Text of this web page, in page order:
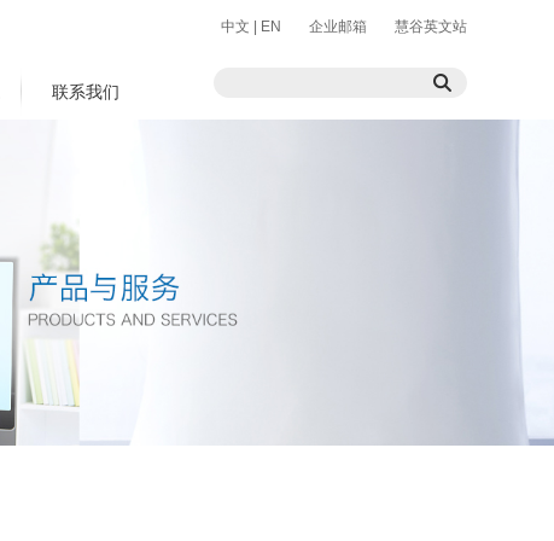
中文 EN 企业邮箱 慧谷英文站
联系我们